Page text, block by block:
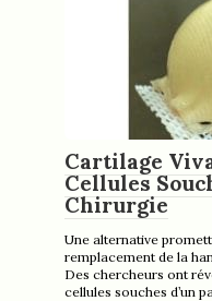
Cartilage
Cellules
Chirurgie
Une alternative
remplacement de la
Des chercheurs ont
cellules souches d’un